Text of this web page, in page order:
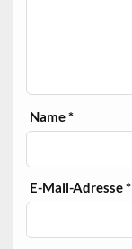
Name*
E-Mail-Adresse*